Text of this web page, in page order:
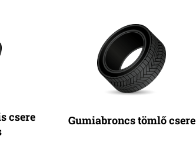
csere
Gumiabroncs tömlő csere